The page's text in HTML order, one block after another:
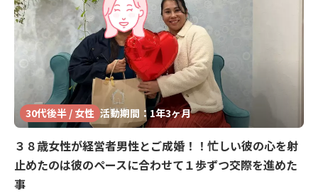
30代後半 / 女性 活動期間：1年3ヶ月
３８歳女性が経営者男性とご成婚！！忙しい彼の心を射
止めたのは彼のペースに合わせて１歩ずつ交際を進めた
事